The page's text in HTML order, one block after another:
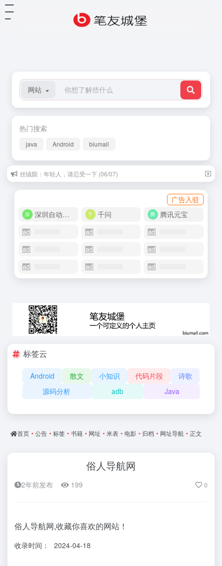
网站
热门搜索
java Android biumall
丝绒陨：年轻人，请忍受一下 (06/07)
广告入驻
深圳自动化商城
千问 腾讯元宝
标签云
Android 散文 小知识 代码片段
诗歌
源码分析
adb Java
首页 • 公告 • 标签 • 书籍 • 网址 • 米表 • 电影 • 归档 • 网址导航 • 正文
俗人导航网
2年前发布 199 0
俗人导航网,收藏你喜欢的网站！
收录时间： 2024-04-18